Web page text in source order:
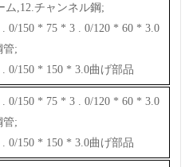
ム,12.チャンネル鋼;
0/150 * 75 * 3 . 0/120 * 60 * 3.0
管;
0/150 * 150 * 3.0曲げ部品
0/150 * 75 * 3 . 0/120 * 60 * 3.0
管;
0/150 * 150 * 3.0曲げ部品